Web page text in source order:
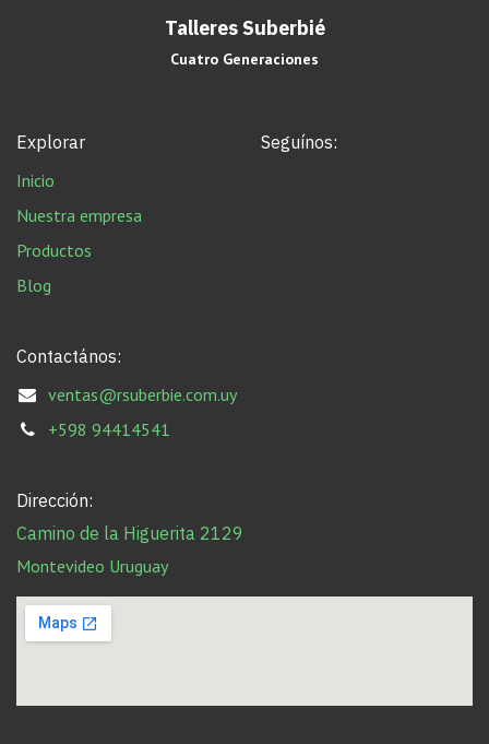
Talleres Suberbié
Cuatro Generaciones
Explorar
Inicio
Nuestra empresa
Productos
Blog
Contactános:
ventas@rsuberbie.com.uy
+598 94414541
Seguínos:
Dirección:
Camino de la Higuerita 2129
Montevideo Uruguay